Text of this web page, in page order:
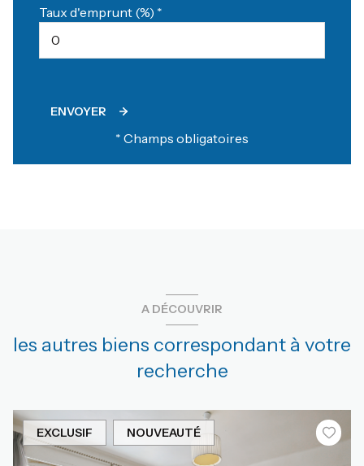
Taux d'emprunt (%) *
ENVOYER
* Champs obligatoires
A DÉCOUVRIR
les autres biens correspondant à votre
recherche
EXCLUSIF NOUVEAUTÉ